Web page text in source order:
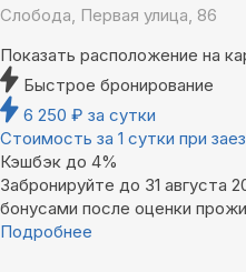
Слобода, Первая улица, 86
Показать расположение на
Быстрое бронирование
6 250 ₽ за сутки
Стоимость за 1 сутки при
Кэшбэк до 4%
Забронируйте до 31 августа
бонусами после оценки
Подробнее